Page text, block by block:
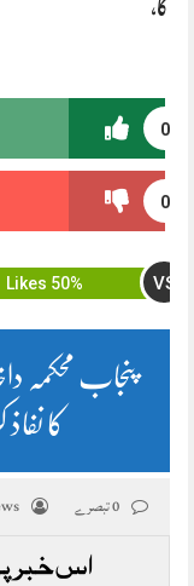
گا،
0
0
50% Likes VS
کا
اس خبر